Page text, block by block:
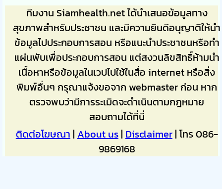
ทีมงาน Siamhealth.net ได้นำเสนอข้อมูลทาง
สุขภาพสำหรับประชาชน และมีความยินดีอนุญาติให้นำ
ข้อมูลไปประกอบการสอน หรือแนะนำประชาชนหรือทำ
แผ่นพับเพื่อประกอบการสอน แต่สงวนลิขสิทธิ์ห้ามนำ
เนื้อหาหรือข้อมูลในเวปไปใช้ในสื่อ internet หรือสิ่ง
พิมพ์อื่นๆ กรุณาแจ้งขอจาก webmaster ก่อน หาก
ตรวจพบว่ามีการระเมิดจะดำเนินตามกฎหมาย
สอบถามได้ที่นี่
ติดต่อโฆษณา | About us| Disclaimer| โทร 086-
9869168